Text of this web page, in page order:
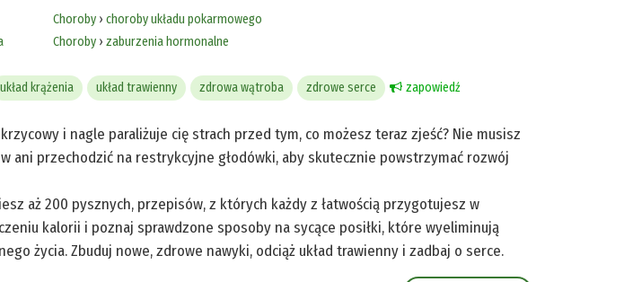
Choroby› choroby układu pokarmowego
Choroby› zaburzenia hormonalne
układ krążenia układ trawienny zdrowa wątroba zdrowe serce zapowiedź
i nagle paraliżuje cię strach przed tym, co możesz teraz zjeść? Nie musisz
ani przechodzić na restrykcyjne głodówki, aby skutecznie powstrzymać rozwój
aż 200 pysznych, przepisów, z których każdy z łatwością przygotujesz w
kalorii i poznaj sprawdzone sposoby na sycące posiłki, które wyeliminują
życia. Zbuduj nowe, zdrowe nawyki, odciąż układ trawienny i zadbaj o serce.